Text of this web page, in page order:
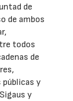
de
de ambos
todos
de
y
y